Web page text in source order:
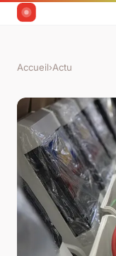
Accueil›Actu